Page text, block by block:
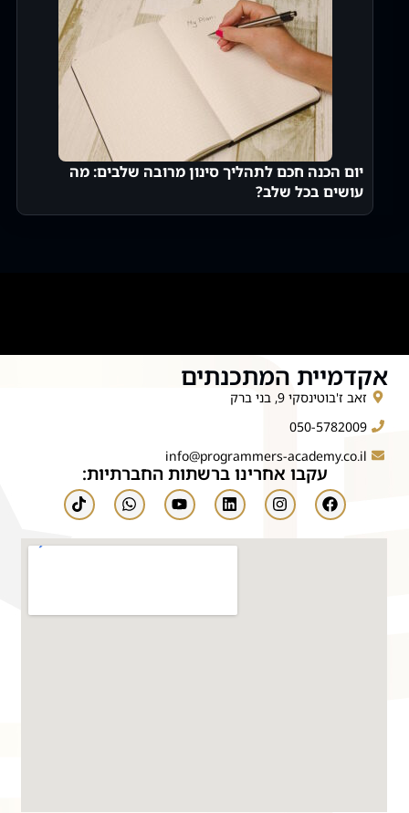
יום הכנה חכם לתהליך סינון מרובה שלבים: מה
עושים בכל שלב?
אקדמיית המתכנתים
זאב ז'בוטינסקי 9, בני ברק
050-5782009
info@programmers-academy.co.il
עקבו אחרינו ברשתות החברתיות: